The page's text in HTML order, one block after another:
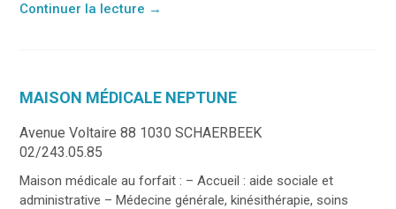
Continuer la lecture →
MAISON MÉDICALE NEPTUNE
Avenue Voltaire 88 1030 SCHAERBEEK
02/243.05.85
Maison médicale au forfait : – Accueil : aide sociale et
administrative – Médecine générale, kinésithérapie, soins